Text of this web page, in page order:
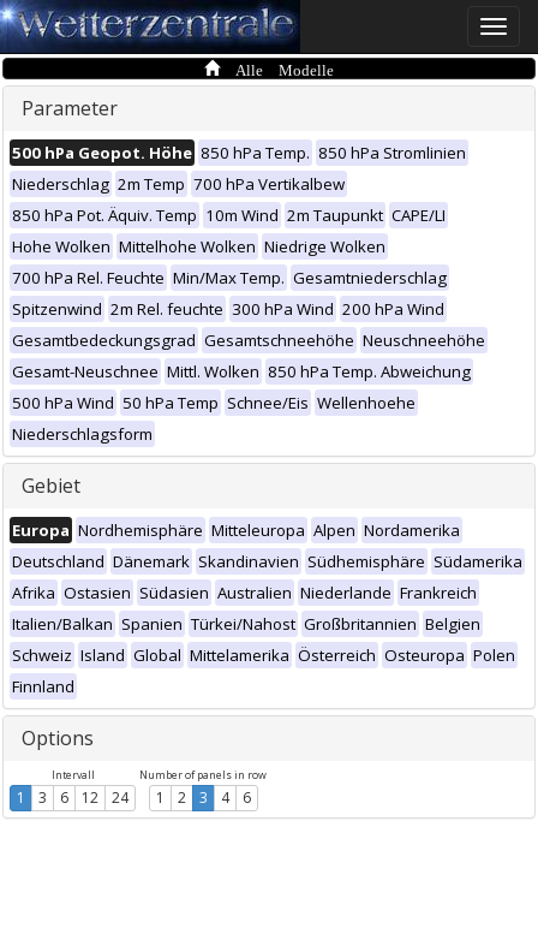
Toggle
Alle Modelle
Parameter
500 hPa Geopot. Höhe 850 hPa Temp. 850 hPa Stromlinien
Niederschlag 2m Temp 700 hPa Vertikalbew
850 hPa Pot. Äquiv. Temp 10m Wind 2m Taupunkt CAPE/LI
Hohe Wolken Mittelhohe Wolken Niedrige Wolken
700 hPa Rel. Feuchte Min/Max Temp. Gesamtniederschlag
Spitzenwind 2m Rel. feuchte 300 hPa Wind 200 hPa Wind
Gesamtbedeckungsgrad Gesamtschneehöhe Neuschneehöhe
Gesamt-Neuschnee Mittl. Wolken 850 hPa Temp. Abweichung
500 hPa Wind 50 hPa Temp Schnee/Eis Wellenhoehe
Niederschlagsform
Gebiet
Europa Nordhemisphäre Mitteleuropa Alpen Nordamerika
Deutschland Dänemark Skandinavien Südhemisphäre Südamerika
Afrika Ostasien Südasien Australien Niederlande Frankreich
Italien/Balkan Spanien Türkei/Nahost Großbritannien Belgien
Schweiz Island Global Mittelamerika Österreich Osteuropa Polen
Finnland
Options
Intervall
1 3 6 12 24
Number of panels in row
1 2 3 4 6